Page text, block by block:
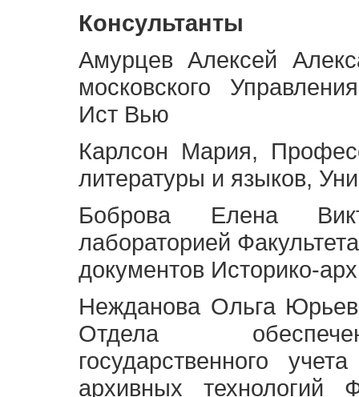
Консультанты
Амурцев Алексей
московского
Ист Вью
Карлсон Мария,
литературы и языков,
Боброва Елена
лабораторией
документов Историко-
Нежданова Ольга
Отдела
государственного
архивных технологий